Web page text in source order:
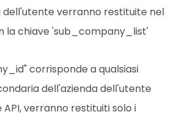
dell'utente verranno restituite nel
la chiave 'sub_company_list'
corrisponde a qualsiasi
dell'azienda dell'utente
verranno restituiti solo i